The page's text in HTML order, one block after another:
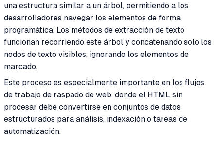
una estructura similar a un árbol, permitiendo a los
desarrolladores navegar los elementos de forma
programática. Los métodos de extracción de texto
funcionan recorriendo este árbol y concatenando solo los
nodos de texto visibles, ignorando los elementos de
marcado.
Este proceso es especialmente importante en los flujos
de trabajo de raspado de web, donde el HTML sin
procesar debe convertirse en conjuntos de datos
estructurados para análisis, indexación o tareas de
automatización.